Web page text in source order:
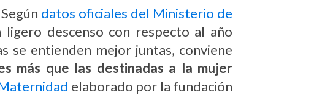
Según datos oficiales del Ministerio de
descenso con respecto al año
se entienden mejor juntas, conviene
más que las destinadas a la mujer
elaborado por la fundación